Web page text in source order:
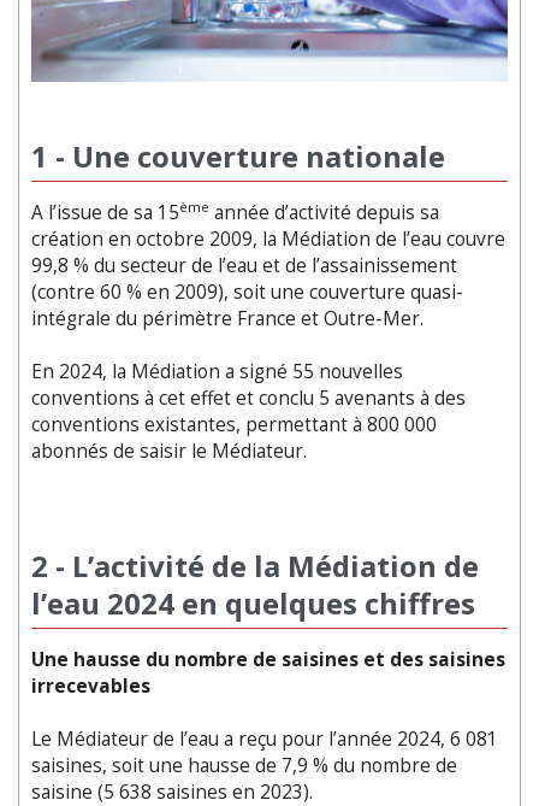
1 - Une couverture nationale
A l’issue de sa 15ème année d’activité depuis sa
création en octobre 2009, la Médiation de l’eau couvre
99,8 % du secteur de l’eau et de l’assainissement
(contre 60 % en 2009), soit une couverture quasi-
intégrale du périmètre France et Outre-Mer.
En 2024, la Médiation a signé 55 nouvelles
conventions à cet effet et conclu 5 avenants à des
conventions existantes, permettant à 800 000
abonnés de saisir le Médiateur.
2 - L’activité de la Médiation de
l’eau 2024 en quelques chiffres
Une hausse du nombre de saisines et des saisines
irrecevables
Le Médiateur de l’eau a reçu pour l’année 2024, 6 081
saisines, soit une hausse de 7,9 % du nombre de
saisine (5 638 saisines en 2023).